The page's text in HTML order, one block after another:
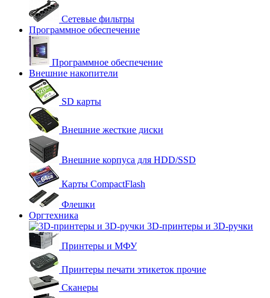
Сетевые фильтры
Программное обеспечение
Программное обеспечение
Внешние накопители
SD карты
Внешние жесткие диски
Внешние корпуса для HDD/SSD
Карты CompactFlash
Флешки
Оргтехника
3D-принтеры и 3D-ручки
Принтеры и МФУ
Принтеры печати этикеток прочие
Сканеры